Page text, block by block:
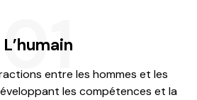
01
L’humain
entre les hommes et les
les compétences et la